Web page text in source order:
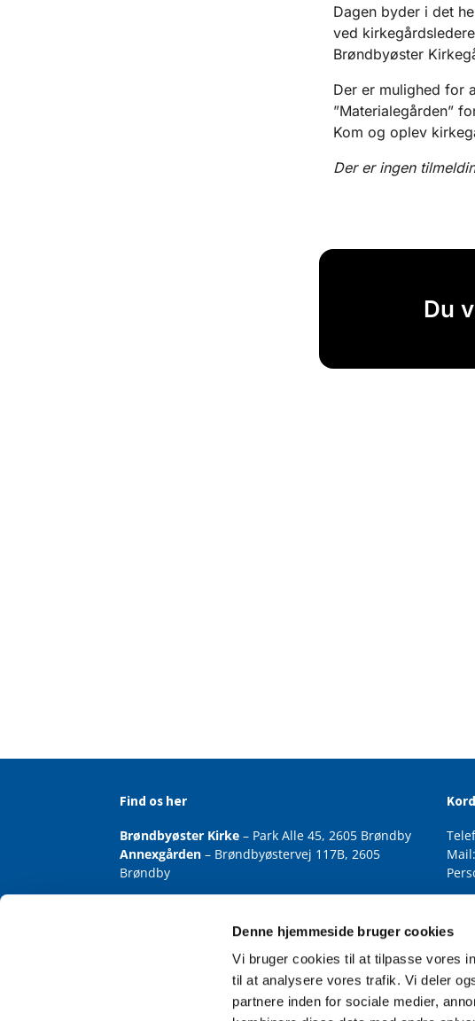
Denne hjemmeside bruger cookies
Vi bruger cookies til at tilpasse vores
til at analysere vores trafik. Vi deler
partnere inden for sociale medier,
Dagen byder i det
ved
Brøndbyøster
Der er mulighed for
”Materialegården”
Kom og oplev
Der er ingen
Du
Find os her
Brøndbyøster Kirke – Park Alle 45, 2605 Brøndby
Annexgården – Brøndbyøstervej 117B, 2605
Brøndby